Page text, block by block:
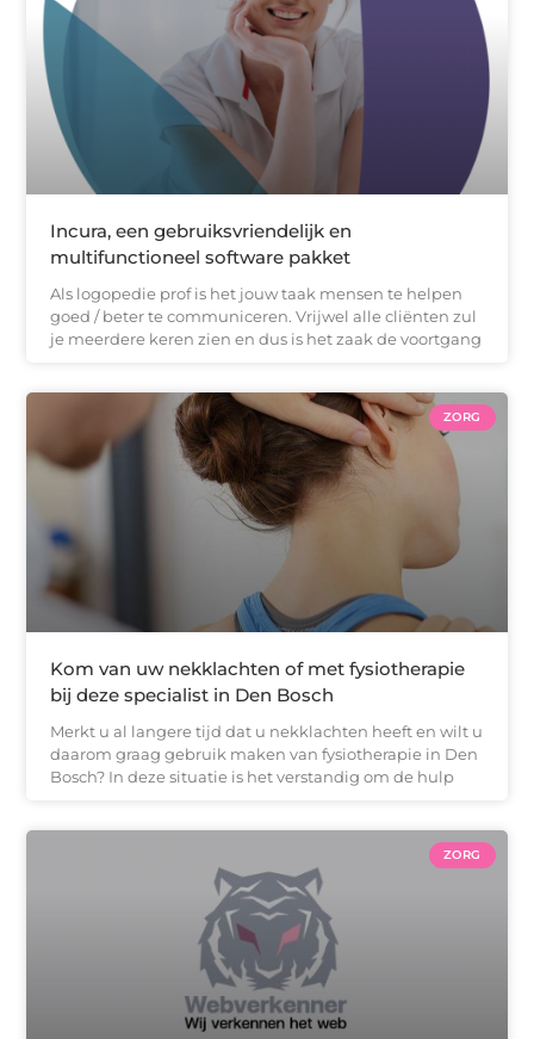
Incura, een gebruiksvriendelijk en
multifunctioneel software pakket
Als logopedie prof is het jouw taak mensen te helpen
goed / beter te communiceren. Vrijwel alle cliënten zul
je meerdere keren zien en dus is het zaak de voortgang
ZORG
Kom van uw nekklachten of met fysiotherapie
bij deze specialist in Den Bosch
Merkt u al langere tijd dat u nekklachten heeft en wilt u
daarom graag gebruik maken van fysiotherapie in Den
Bosch? In deze situatie is het verstandig om de hulp
ZORG